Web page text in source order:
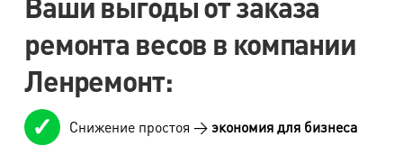
ремонта весов в компании
Ленремонт:
Снижение простоя →экономия для бизнеса